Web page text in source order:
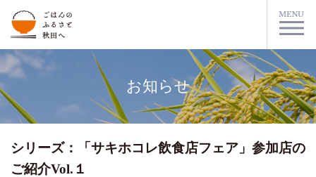
お知らせ
シリーズ：「サキホコレ飲食店フェア」参加店の
ご紹介Vol.１